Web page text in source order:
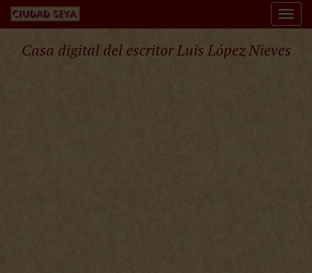
Casa digital del escritor Luis López Nieves